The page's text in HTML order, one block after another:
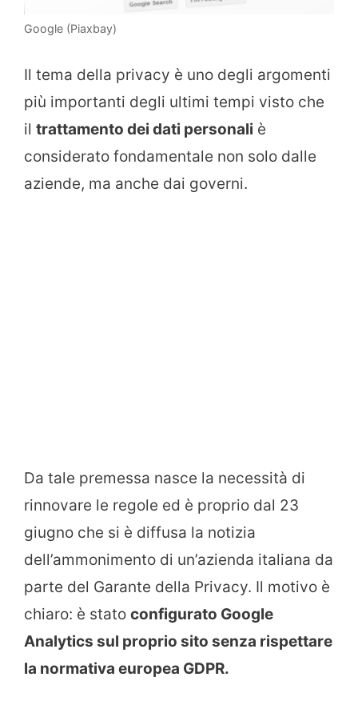
Google (Piaxbay)
Il tema della privacy è uno degli argomenti
più importanti degli ultimi tempi visto che
il trattamento dei dati personali è
considerato fondamentale non solo dalle
aziende, ma anche dai governi.
Da tale premessa nasce la necessità di
rinnovare le regole ed è proprio dal 23
giugno che si è diffusa la notizia
dell’ammonimento di un’azienda italiana da
parte del Garante della Privacy. Il motivo è
chiaro: è stato configurato Google
Analytics sul proprio sito senza rispettare
la normativa europea GDPR.